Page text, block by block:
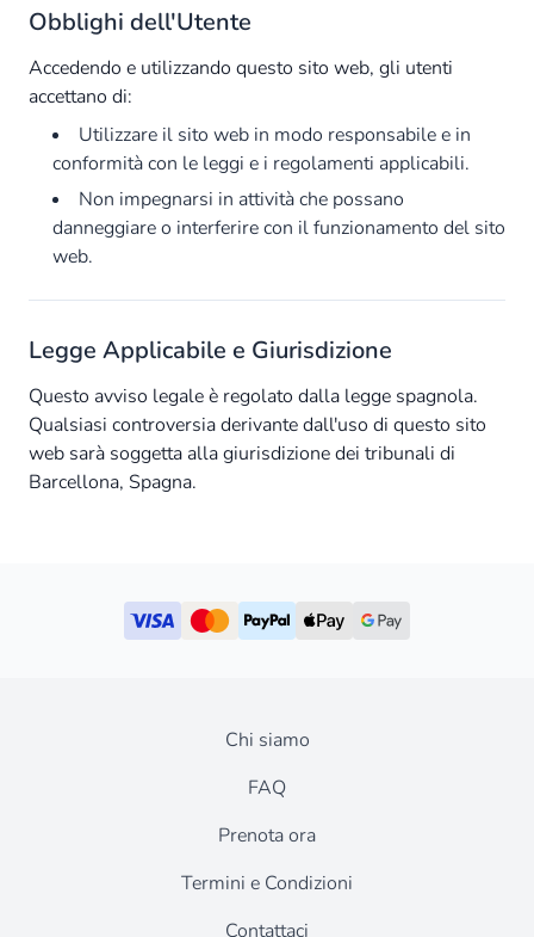
Obblighi dell'Utente
Accedendo e utilizzando questo sito web, gli utenti
accettano di:
Utilizzare il sito web in modo responsabile e in
conformità con le leggi e i regolamenti applicabili.
Non impegnarsi in attività che possano
danneggiare o interferire con il funzionamento del sito
web.
Legge Applicabile e Giurisdizione
Questo avviso legale è regolato dalla legge spagnola.
Qualsiasi controversia derivante dall'uso di questo sito
web sarà soggetta alla giurisdizione dei tribunali di
Barcellona, Spagna.
Chi siamo
FAQ
Prenota ora
Termini e Condizioni
Contattaci